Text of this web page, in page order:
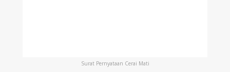
Surat Pernyataan Cerai Mati